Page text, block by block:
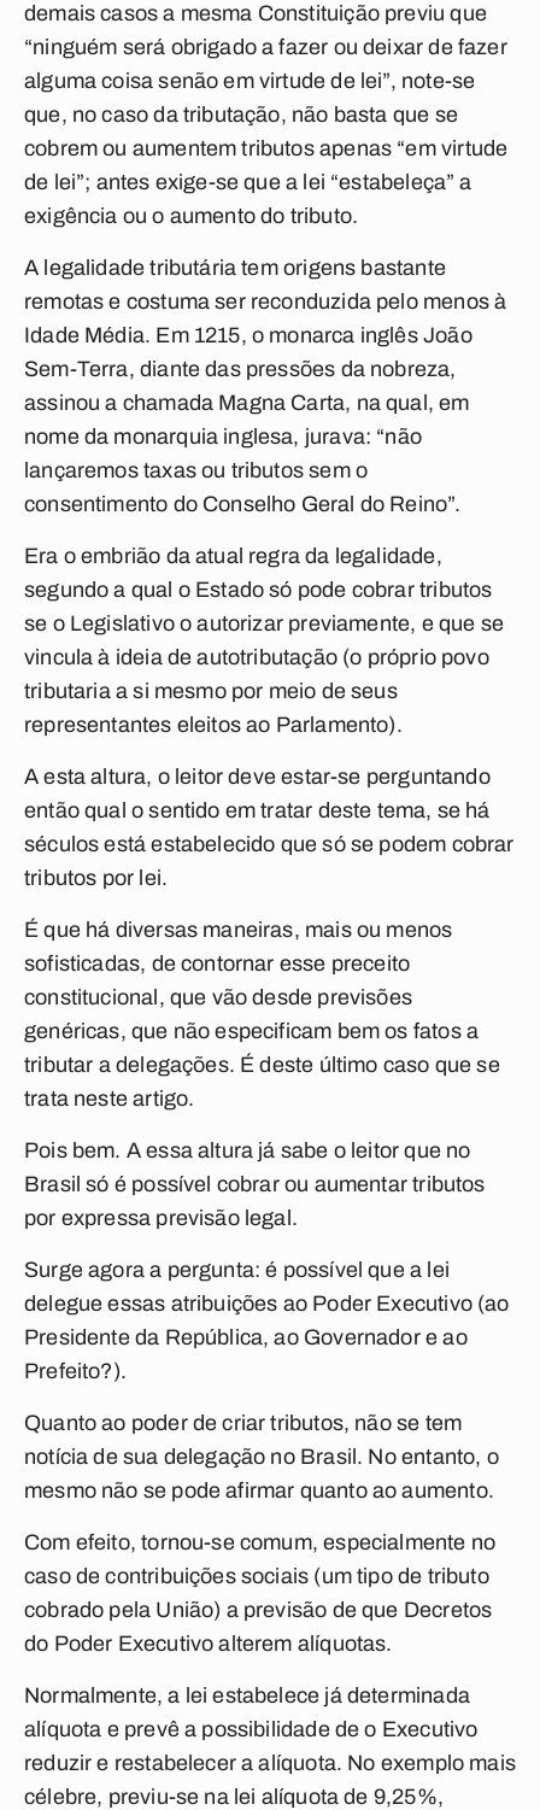
demais casos a mesma Constituição previu que
“ninguém será obrigado a fazer ou deixar de fazer
alguma coisa senão em virtude de lei”, note-se
que, no caso da tributação, não basta que se
cobrem ou aumentem tributos apenas “em virtude
de lei”; antes exige-se que a lei “estabeleça” a
exigência ou o aumento do tributo.
A legalidade tributária tem origens bastante
remotas e costuma ser reconduzida pelo menos à
Idade Média. Em 1215, o monarca inglês João
Sem-Terra, diante das pressões da nobreza,
assinou a chamada Magna Carta, na qual, em
nome da monarquia inglesa, jurava: “não
lançaremos taxas ou tributos sem o
consentimento do Conselho Geral do Reino”.
Era o embrião da atual regra da legalidade,
segundo a qual o Estado só pode cobrar tributos
se o Legislativo o autorizar previamente, e que se
vincula à ideia de autotributação (o próprio povo
tributaria a si mesmo por meio de seus
representantes eleitos ao Parlamento).
A esta altura, o leitor deve estar-se perguntando
então qual o sentido em tratar deste tema, se há
séculos está estabelecido que só se podem cobrar
tributos por lei.
É que há diversas maneiras, mais ou menos
sofisticadas, de contornar esse preceito
constitucional, que vão desde previsões
genéricas, que não especificam bem os fatos a
tributar a delegações. É deste último caso que se
trata neste artigo.
Pois bem. A essa altura já sabe o leitor que no
Brasil só é possível cobrar ou aumentar tributos
por expressa previsão legal.
Surge agora a pergunta: é possível que a lei
delegue essas atribuições ao Poder Executivo (ao
Presidente da República, ao Governador e ao
Prefeito?).
Quanto ao poder de criar tributos, não se tem
notícia de sua delegação no Brasil. No entanto, o
mesmo não se pode afirmar quanto ao aumento.
Com efeito, tornou-se comum, especialmente no
caso de contribuições sociais (um tipo de tributo
cobrado pela União) a previsão de que Decretos
do Poder Executivo alterem alíquotas.
Normalmente, a lei estabelece já determinada
alíquota e prevê a possibilidade de o Executivo
reduzir e restabelecer a alíquota. No exemplo mais
célebre, previu-se na lei alíquota de 9,25%,